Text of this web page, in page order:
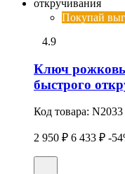
Покупай
4.9
Ключ
быстрого
Код товара: N2033
2 950 ₽ 6 433 ₽ -